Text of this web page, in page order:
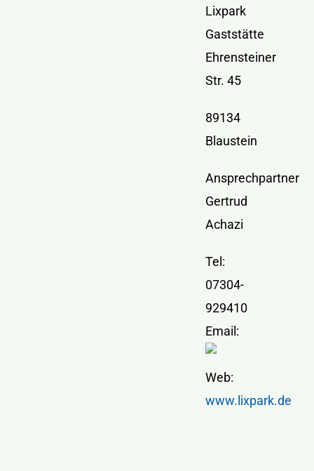
Lixpark
Gaststätte
Ehrensteiner
Str. 45
89134
Blaustein
Ansprechpartner
Gertrud
Achazi
Tel:
07304-
929410
Email:
Web:
www.lixpark.de